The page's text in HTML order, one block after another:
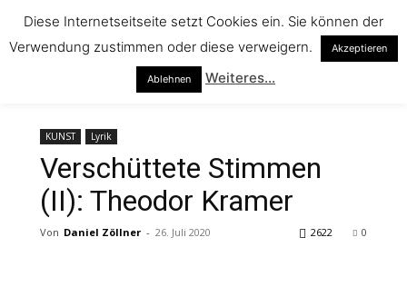
Lyrik
KUNST Lyrik
Verschüttete Stimmen
(II): Theodor Kramer
Von Daniel Zöllner - 26. Juli 2020 0
2622
Diese Internetseitseite setzt Cookies ein. Sie können der
Verwendung zustimmen oder diese verweigern.
Akzeptieren
Ablehnen Weiteres...